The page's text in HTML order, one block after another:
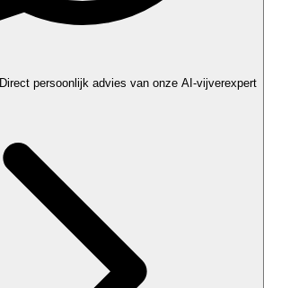
Direct persoonlijk advies van onze AI-vijverexpert